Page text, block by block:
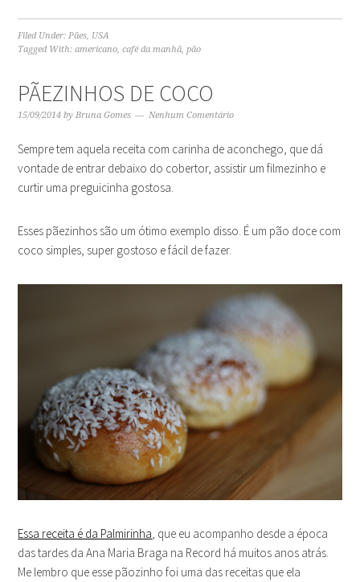
Filed Under:Pães, USA
Tagged With:americano,café da manhã,pão
PÃEZINHOS DE COCO
15/09/2014 byBruna Gomes Nenhum Comentário
Sempre tem aquela receita com carinha de aconchego, que dá
vontade de entrar debaixo do cobertor, assistir um filmezinho e
curtir uma preguicinha gostosa.
Esses pãezinhos são um ótimo exemplo disso. É um pão doce com
coco simples, super gostoso e fácil de fazer.
Essa receita é da Palmirinha, que eu acompanho desde a época
das tardes da Ana Maria Braga na Record há muitos anos atrás.
Me lembro que esse pãozinho foi uma das receitas que ela